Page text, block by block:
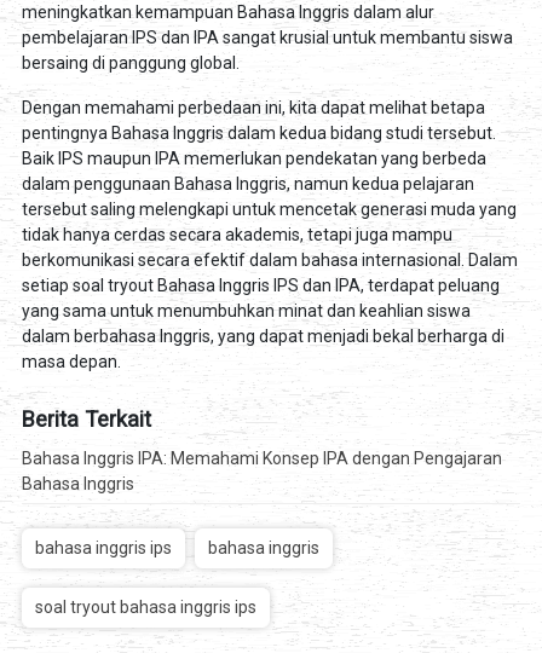
meningkatkan kemampuan Bahasa Inggris dalam alur
pembelajaran IPS dan IPA sangat krusial untuk membantu siswa
bersaing di panggung global.
Dengan memahami perbedaan ini, kita dapat melihat betapa
pentingnya Bahasa Inggris dalam kedua bidang studi tersebut.
Baik IPS maupun IPA memerlukan pendekatan yang berbeda
dalam penggunaan Bahasa Inggris, namun kedua pelajaran
tersebut saling melengkapi untuk mencetak generasi muda yang
tidak hanya cerdas secara akademis, tetapi juga mampu
berkomunikasi secara efektif dalam bahasa internasional. Dalam
setiap soal tryout Bahasa Inggris IPS dan IPA, terdapat peluang
yang sama untuk menumbuhkan minat dan keahlian siswa
dalam berbahasa Inggris, yang dapat menjadi bekal berharga di
masa depan.
Berita Terkait
Bahasa Inggris IPA: Memahami Konsep IPA dengan Pengajaran
Bahasa Inggris
bahasa inggris ips bahasa inggris
soal tryout bahasa inggris ips